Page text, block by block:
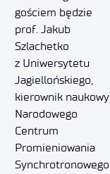
gościem będzie
prof. Jakub
Szlachetko
z Uniwersytetu
Jagiellońskiego,
kierownik naukowy
Narodowego
Centrum
Promieniowania
Synchrotronowego